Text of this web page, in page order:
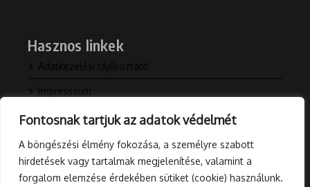
Fontosnak tartjuk az adatok védelmét
A böngészési élmény fokozása, a személyre szabott
hirdetések vagy tartalmak megjelenítése, valamint a
forgalom elemzése érdekében sütiket (cookie) használunk.
Hasznos linkek
Adatkezelési tájékoztató
Impresszum
Kapcsolat
Rólunk
Blog